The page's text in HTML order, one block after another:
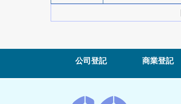
公司登記 商業登記